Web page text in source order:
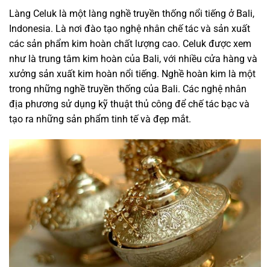
Làng Celuk là một làng nghề truyền thống nổi tiếng ở Bali,
Indonesia. Là nơi đào tạo nghệ nhân chế tác và sản xuất
các sản phẩm kim hoàn chất lượng cao. Celuk được xem
như là trung tâm kim hoàn của Bali, với nhiều cửa hàng và
xưởng sản xuất kim hoàn nổi tiếng. Nghề hoàn kim là một
trong những nghề truyền thống của Bali. Các nghệ nhân
địa phương sử dụng kỹ thuật thủ công để chế tác bạc và
tạo ra những sản phẩm tinh tế và đẹp mắt.